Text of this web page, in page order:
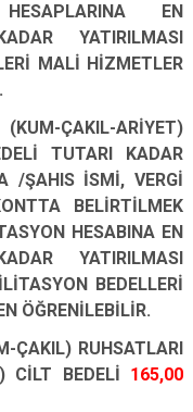
EN
YATIRILMASI
MALİ HİZMETLER
ÇAKIL-ARİYET)
TUTARI KADAR
/ŞAHIS İSMİ, VERGİ
BELİRTİLMEK
HESABINA EN
YATIRILMASI
BEDELLERİ
ÖĞRENİLEBİLİR.
ÇAKIL) RUHSATLARI
CİLT BEDELİ 165,00